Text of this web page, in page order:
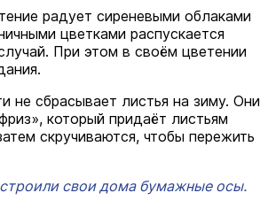
радует сиреневыми облаками
цветками распускается
При этом в своём цветении
не сбрасывает листья на зиму. Они
который придаёт листьям
скручиваются, чтобы пережить
свои дома бумажные осы.